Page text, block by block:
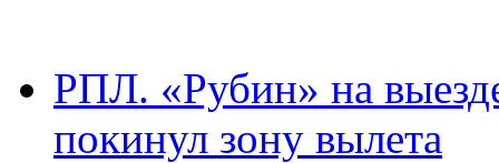
РПЛ. «Рубин» на
покинул зону вылета